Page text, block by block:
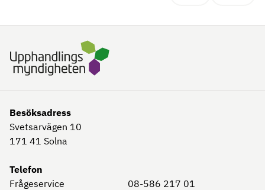
Besöksadress
Svetsarvägen 10
171 41 Solna
Telefon
Frågeservice
08-586 217 01